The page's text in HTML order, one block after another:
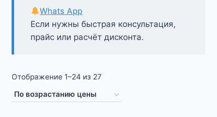
Если нужны быстрая консультация,
прайс или расчёт дисконта.
Whats App
Отображение 1–24 из 27
возрастанию